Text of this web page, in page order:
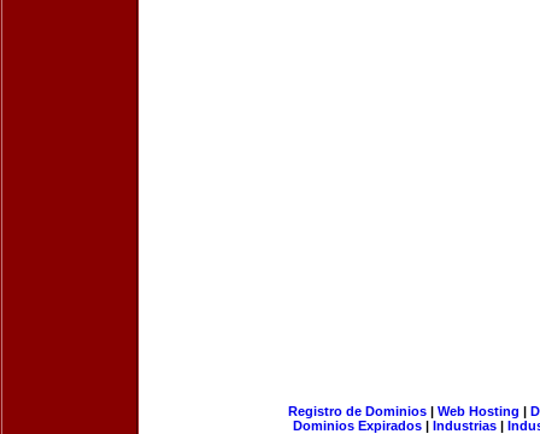
Registro de Dominios| Web Hosting |
Dominios Expirados | Industrias |